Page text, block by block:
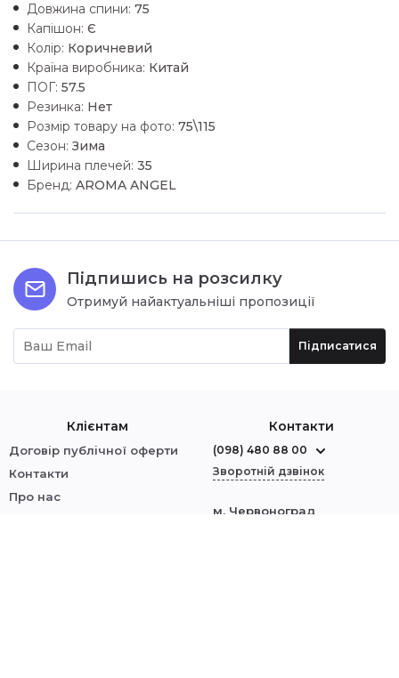
Довжина спини: 75
Капішон: Є
Колір: Коричневий
Країна виробника: Китай
ПОГ: 57.5
Резинка: Нет
Розмір товару на фото: 75\115
Сезон: Зима
Ширина плечей: 35
Бренд: AROMA ANGEL
Підпишись на розсилку
Отримуй найактуальніші пропозиції
Підписатися
Клієнтам
Договір публічної оферти
Контакти
Про нас
Контакти
(098) 480 88 00
Зворотній дзвінок
м. Червоноград